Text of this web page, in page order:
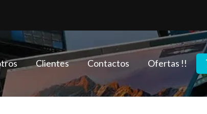
Clientes Contactos Ofertas !!